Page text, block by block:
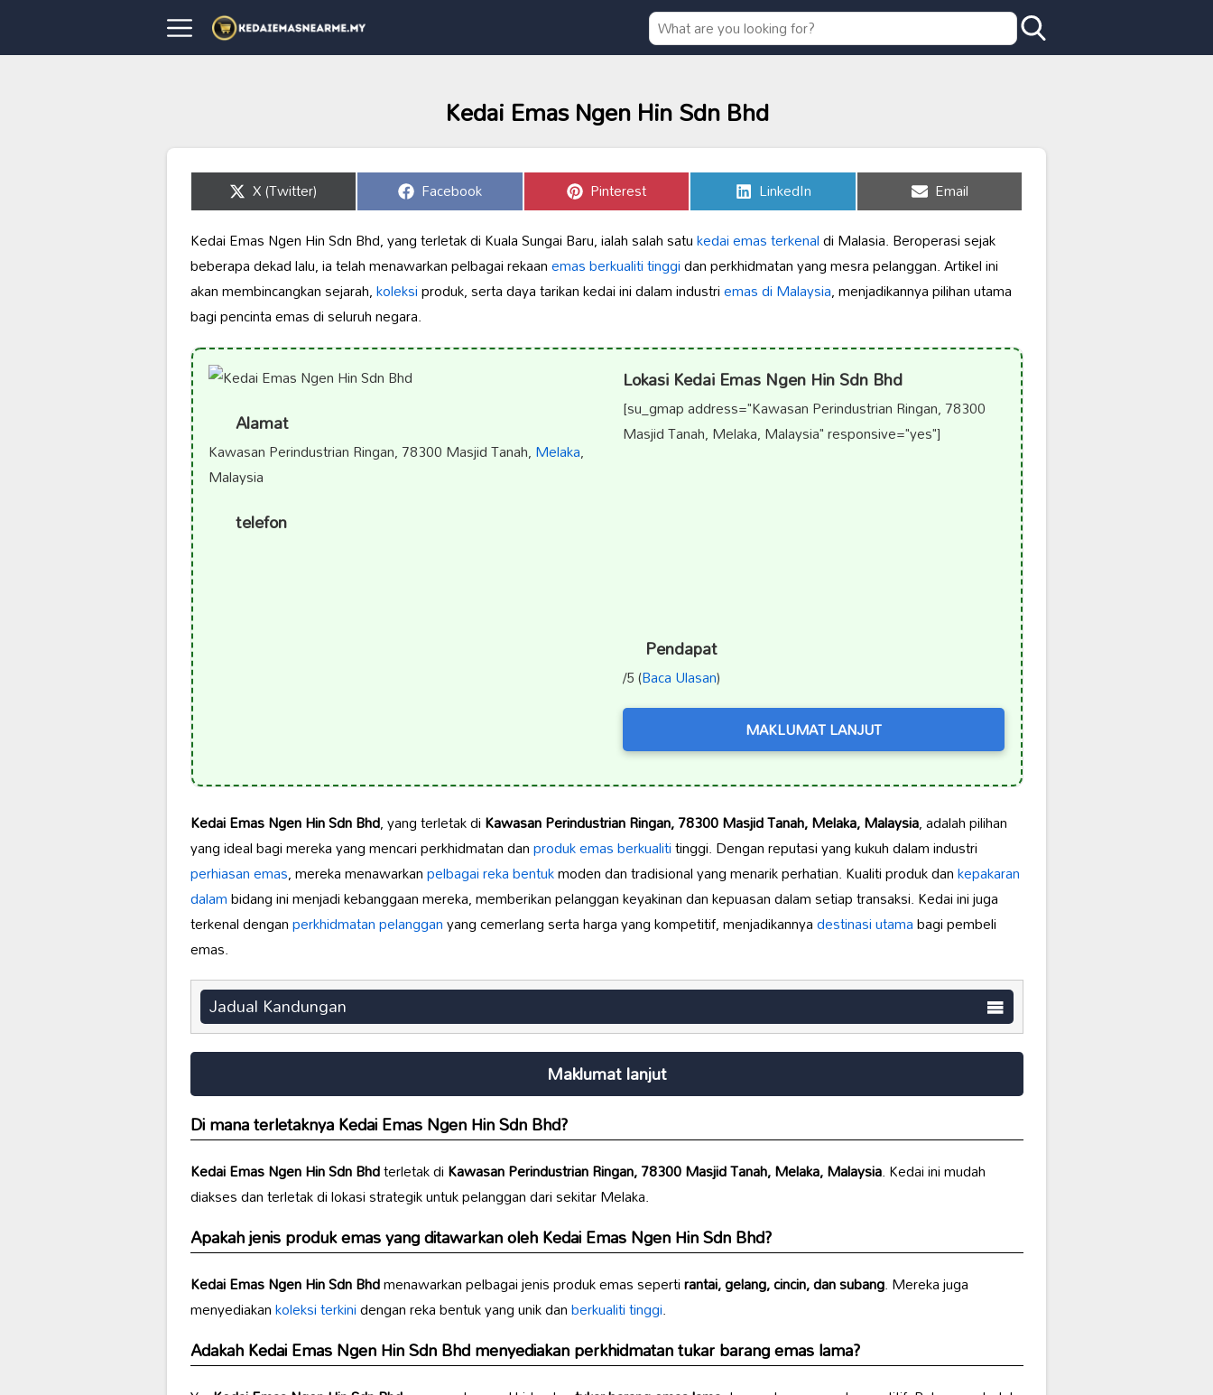
Kedai Emas Ngen Hin Sdn Bhd
Share
on
X (Twitter) Share
on
Facebook Share
on
Pinterest Share
on
LinkedIn Share
on
Email
Kedai Emas Ngen Hin Sdn Bhd, yang terletak di Kuala Sungai Baru, ialah salah satukedai emas terkenaldi Malasia. Beroperasi sejak
beberapa dekad lalu, ia telah menawarkan pelbagai rekaanemas berkualiti tinggidan perkhidmatan yang mesra pelanggan. Artikel ini
akan membincangkan sejarah,koleksiproduk, serta daya tarikan kedai ini dalam industriemas di Malaysia, menjadikannya pilihan utama
bagi pencinta emas di seluruh negara.
Alamat
Kawasan Perindustrian Ringan, 78300 Masjid Tanah,Melaka,
Malaysia
telefon
Lokasi Kedai Emas Ngen Hin Sdn Bhd
[su_gmap address="Kawasan Perindustrian Ringan, 78300
Masjid Tanah, Melaka, Malaysia" responsive="yes"]
Pendapat
/5 (Baca Ulasan)
MAKLUMAT LANJUT
Kedai Emas Ngen Hin Sdn Bhd, yang terletak diKawasan Perindustrian Ringan, 78300 Masjid Tanah, Melaka, Malaysia, adalah pilihan
yang ideal bagi mereka yang mencari perkhidmatan danproduk emas berkualititinggi. Dengan reputasi yang kukuh dalam industri
perhiasan emas, mereka menawarkanpelbagai reka bentukmoden dan tradisional yang menarik perhatian. Kualiti produk dankepakaran
dalambidang ini menjadi kebanggaan mereka, memberikan pelanggan keyakinan dan kepuasan dalam setiap transaksi. Kedai ini juga
terkenal denganperkhidmatan pelangganyang cemerlang serta harga yang kompetitif, menjadikannyadestinasi utamabagi pembeli
emas.
Jadual Kandungan
Maklumat lanjut
Di mana terletaknyaKedai Emas Ngen Hin Sdn Bhd?
Kedai Emas Ngen Hin Sdn Bhdterletak diKawasan Perindustrian Ringan, 78300 Masjid Tanah, Melaka, Malaysia. Kedai ini mudah
diakses dan terletak di lokasi strategik untuk pelanggan dari sekitar Melaka.
Apakah jenis produk emas yang ditawarkan olehKedai Emas Ngen Hin Sdn Bhd?
Kedai Emas Ngen Hin Sdn Bhdmenawarkan pelbagai jenis produk emas sepertirantai, gelang, cincin, dan subang. Mereka juga
menyediakankoleksi terkinidengan reka bentuk yang unik danberkualiti tinggi.
AdakahKedai Emas Ngen Hin Sdn Bhdmenyediakan perkhidmatan tukar barang emas lama?